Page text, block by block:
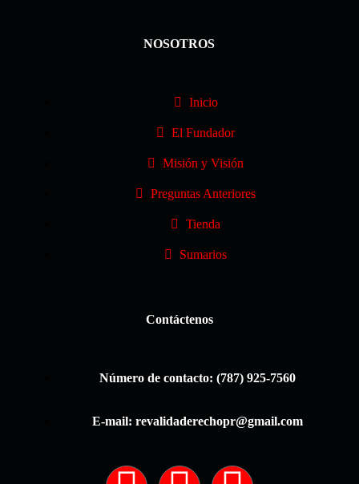
NOSOTROS
Inicio
El Fundador
Misión y Visión
Preguntas Anteriores
Tienda
Sumarios
Contáctenos
Número de contacto: (787) 925-7560
E-mail: revalidaderechopr@gmail.com